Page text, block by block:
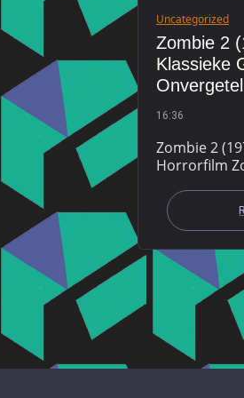
Uncategorized
Zombie 2
Klassieke
16:36
Zombie 2
Horrorfilm